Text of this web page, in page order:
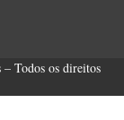
Todos os direitos